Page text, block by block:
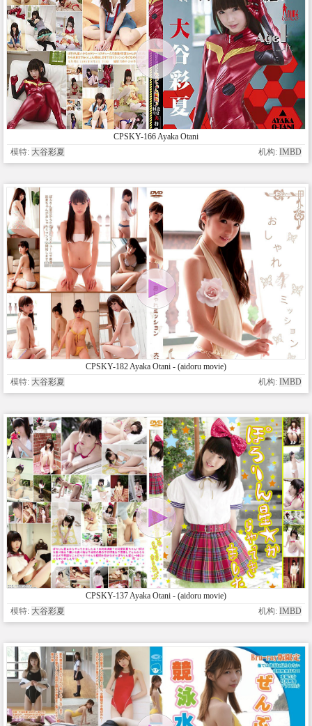
CPSKY-166 Ayaka Otani
模特: 大谷彩夏 机构: IMBD
CPSKY-182 Ayaka Otani - (aidoru movie)
模特: 大谷彩夏 机构: IMBD
CPSKY-137 Ayaka Otani - (aidoru movie)
模特: 大谷彩夏 机构: IMBD